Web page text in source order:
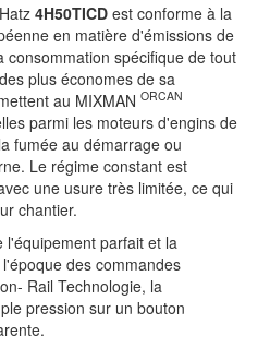
4H50TICD est conforme à la
en matière d'émissions de
consommation spécifique de tout
plus économes de sa
au MIXMAN ORCAN
parmi les moteurs d'engins de
fumée au démarrage ou
Le régime constant est
une usure très limitée, ce qui
chantier.
l'équipement parfait et la
des commandes
Rail Technologie, la
pression sur un bouton